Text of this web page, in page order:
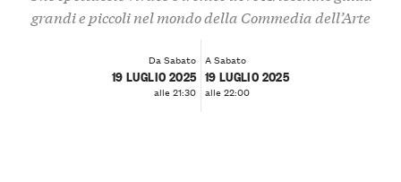
grandi e piccoli nel mondo della Commedia dell’Arte
Da Sabato
19 LUGLIO 2025
alle 21:30
A Sabato
19 LUGLIO 2025
alle 22:00